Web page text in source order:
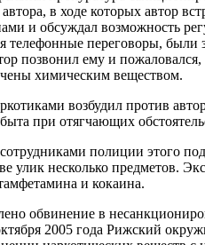
в ходе которых автор
и обсуждал возможность
телефонные переговоры,
позвонил ему и
химическим веществом.
возбудил против
при отягчающих
полиции этого
улик несколько предметов.
и кокаина.
обвинение в
2005 года Рижский